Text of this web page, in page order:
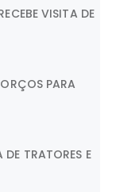
VISITA DE
PARA
DE TRATORES E